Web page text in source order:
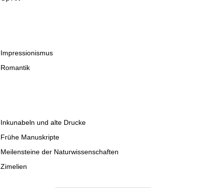
Impressionismus
Romantik
Inkunabeln und alte Drucke
Frühe Manuskripte
Meilensteine der Naturwissenschaften
Zimelien